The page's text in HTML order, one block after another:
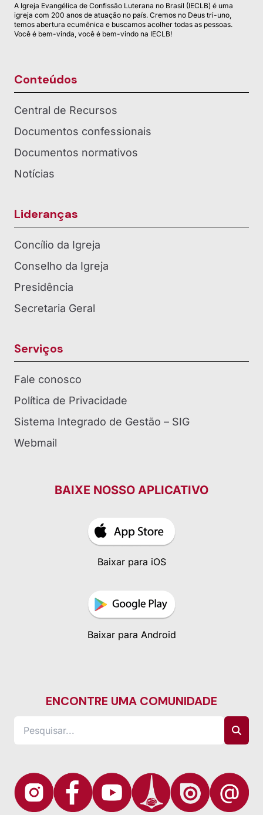
A Igreja Evangélica de Confissão Luterana no Brasil (IECLB) é uma
igreja com 200 anos de atuação no país. Cremos no Deus tri-uno,
temos abertura ecumênica e buscamos acolher todas as pessoas.
Você é bem-vinda, você é bem-vindo na IECLB!
Conteúdos
Central de Recursos
Documentos confessionais
Documentos normativos
Notícias
Lideranças
Concílio da Igreja
Conselho da Igreja
Presidência
Secretaria Geral
Serviços
Fale conosco
Política de Privacidade
Sistema Integrado de Gestão – SIG
Webmail
BAIXE NOSSO APLICATIVO
Baixar para iOS
Baixar para Android
ENCONTRE UMA COMUNIDADE